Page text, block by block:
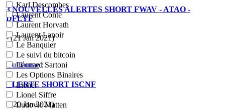
Karl Descombes
Laurent Conte
Laurent Horvath
Laurent Lanoir
Le Banquier
Le suivi du bitcoin
Léonard Sartoni
Les Options Binaires
Lionel
Lionel Siffre
Ludovic Matten
3 NOUVELLES ALERTES SHORT FWAV - ATAO -
DFLYF
- (21 Jan 2021)
Guillaume:
ALERTE SHORT ISCNF
- (20 Jan 2021)